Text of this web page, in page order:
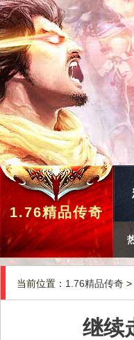
1.76精品传奇
当前位置： 1.76精品传奇 >
继续